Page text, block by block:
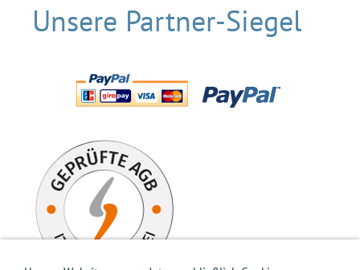
Unsere Partner-Siegel